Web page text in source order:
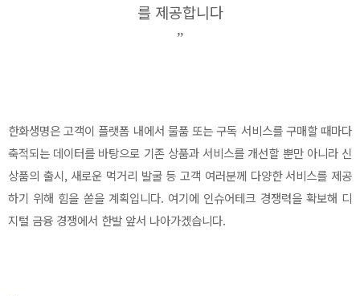
를 제공합니다
”
한화생명은 고객이 플랫폼 내에서 물품 또는 구독 서비스를 구매할 때마다
축적되는 데이터를 바탕으로 기존 상품과 서비스를 개선할 뿐만 아니라 신
상품의 출시, 새로운 먹거리 발굴 등 고객 여러분께 다양한 서비스를 제공
하기 위해 힘을 쏟을 계획입니다. 여기에 인슈어테크 경쟁력을 확보해 디
지털 금융 경쟁에서 한발 앞서 나아가겠습니다.